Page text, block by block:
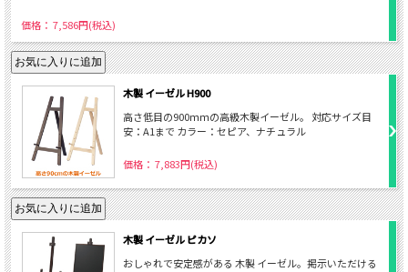
価格： 7,586円(税込)
木製 イーゼル H900
高さ低目の900ｍｍの高級木製イーゼル。 対応サイズ目
安：A1まで カラー：セピア、ナチュラル
価格： 7,883円(税込)
木製 イーゼル ピカソ
おしゃれで安定感がある 木製 イーゼル。掲示いただける